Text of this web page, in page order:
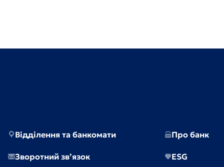
Відділення та банкомати
Зворотний зв’язок
Про банк
ESG